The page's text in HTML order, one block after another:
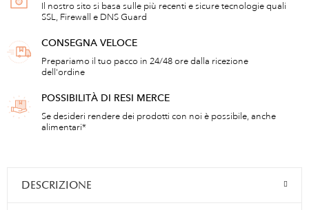
Il nostro sito si basa sulle più recenti e sicure tecnologie quali
SSL, Firewall e DNS Guard
CONSEGNA VELOCE
Prepariamo il tuo pacco in 24/48 ore dalla ricezione
dell'ordine
POSSIBILITÀ DI RESI MERCE
Se desideri rendere dei prodotti con noi è possibile, anche
alimentari*
DESCRIZIONE